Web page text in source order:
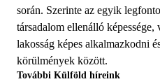
során. Szerinte az egyik
társadalom ellenálló képessége,
lakosság képes alkalmazkodni
körülmények között.
További Külföld híreink